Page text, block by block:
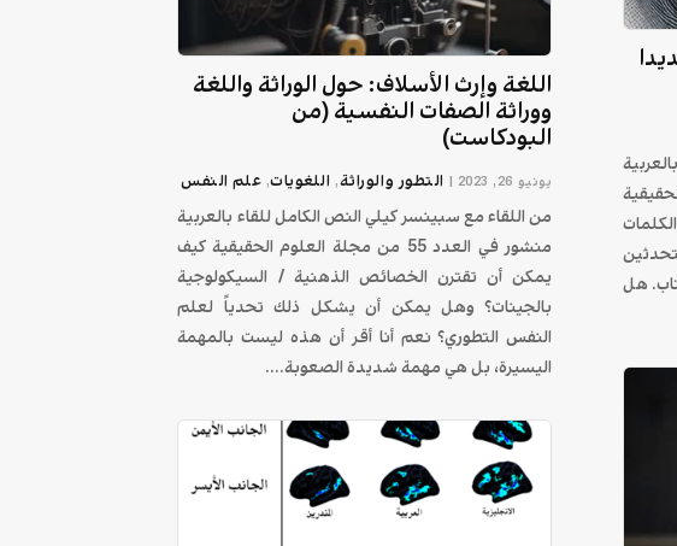
الحقيقية
هل
اللغة وإرث الأسلاف: حول الوراثة واللغة
ووراثة الصفات النفسية (من
البودكاست)
يونيو 26, 2023 | التطور والوراثة, اللغويات, علم النفس
من اللقاء مع سبينسر كيلي النص الكامل للقاء بالعربية
منشور في العدد 55 من مجلة العلوم الحقيقية كيف
يمكن أن تقترن الخصائص الذهنية / السيكولوجية
بالجينات؟ وهل يمكن أن يشكل ذلك تحدياً لعلم
النفس التطوري؟ نعم أنا أقر أن هذه ليست بالمهمة
اليسيرة، بل هي مهمة شديدة الصعوبة....